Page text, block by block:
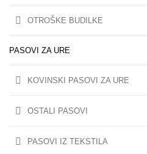
OTROŠKE BUDILKE
PASOVI ZA URE
KOVINSKI PASOVI ZA URE
OSTALI PASOVI
PASOVI IZ TEKSTILA